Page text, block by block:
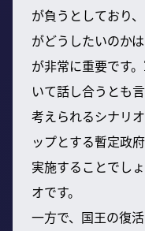
が負うとしており
がどうしたいのか
が非常に重要です
いて話し合うとも言
考えられるシナリ
ップとする暫定政
実施することでし
オです。
一方で、国王の復